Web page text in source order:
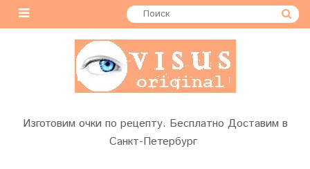
Изготовим очки по рецепту. Бесплатно Доставим в
Санкт-Петербург